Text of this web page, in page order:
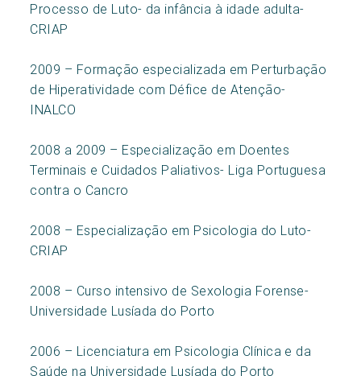
Processo de Luto- da infância à idade adulta-
CRIAP
2009 – Formação especializada em Perturbação
de Hiperatividade com Défice de Atenção-
INALCO
2008 a 2009 – Especialização em Doentes
Terminais e Cuidados Paliativos- Liga Portuguesa
contra o Cancro
2008 – Especialização em Psicologia do Luto-
CRIAP
2008 – Curso intensivo de Sexologia Forense-
Universidade Lusíada do Porto
2006 – Licenciatura em Psicologia Clínica e da
Saúde na Universidade Lusíada do Porto